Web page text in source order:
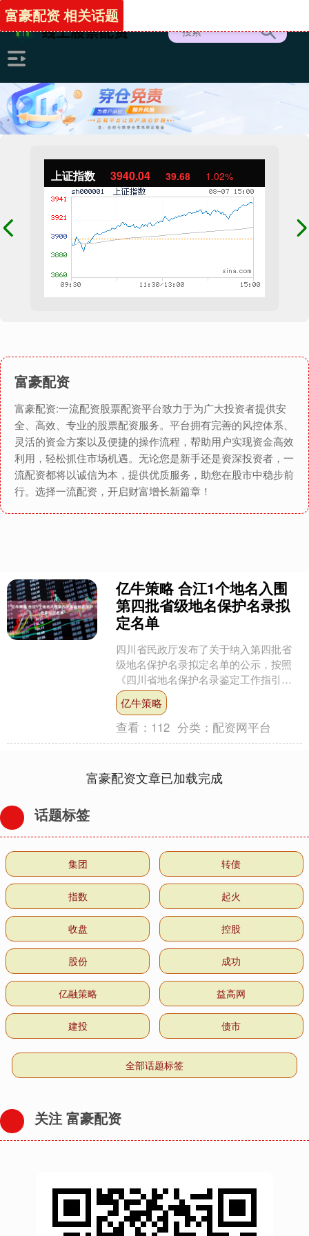
上证指数 3940.04 39.68 1.02%
富豪配资
富豪配资:一流配资股票配资平台致力于为广大投资者提供安
全、高效、专业的股票配资服务。平台拥有完善的风控体系、
灵活的资金方案以及便捷的操作流程，帮助用户实现资金高效
利用，轻松抓住市场机遇。无论您是新手还是资深投资者，一
流配资都将以诚信为本，提供优质服务，助您在股市中稳步前
行。选择一流配资，开启财富增长新篇章！
富豪配资 相关话题
亿牛策略 合江1个地名入围
第四批省级地名保护名录拟
定名单
四川省民政厅发布了关于纳入第四批省
级地名保护名录拟定名单的公示，按照
《四川省地名保护名录鉴定工作指引》
相关要求评选出了55个第四批省级地名
保护名录，涵盖千年古县....
亿牛策略
查看： 112 分类： 配资网平台
富豪配资文章已加载完成
话题标签
集团 转债
指数 起火
收盘 控股
股份 成功
亿融策略 益高网
建投 债市
全部话题标签
关注 富豪配资